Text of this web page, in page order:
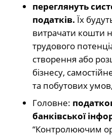
переглянуть
податків. Їх
витрачати кошти
трудового
створення або
бізнесу,
та побутових
Головне:
банківської
“Контролюючим